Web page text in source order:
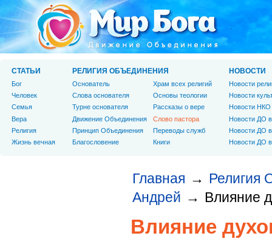
Главная → Религия
Андрей → Влияние
Влияние
СТАТЬИ
Бог
Человек
Cемья
Вера
Религия
Жизнь вечная
РЕЛИГИЯ ОБЪЕДИНЕНИЯ
Основатель
Слова основателя
Турне основателя
Движение Объединения
Принцип Объединения
Благословение
Храм всех религий
Основы теологии
Рассказы о вере
Слово пастора
Переводы служб
Книги
НОВОСТИ
Новости
Новости
Новости НКО
Новости ДО
Новости ДО
Новости ДО